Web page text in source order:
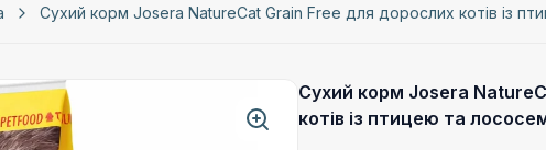
Сухий корм Josera NatureCat Grain Free для дорослих котів із
Сухий корм Josera
котів із птицею та